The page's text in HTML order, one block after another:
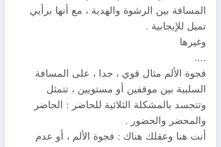
المسافة بين الرشوة والهدية ، مع أنها برأيي
تميل للإيجابية .
وغيرها
….
فجوة الألم مثال قوي ، جدا ، على المسافة
السلبية بين موقفين أو مستويين ، تتمثل
وتتجسد بالمشكلة الثلاثية للحاضر : الحاضر
والمحضر والحضور .
أنت هنا وعقلك هناك : فجوة الألم ، أو عدم